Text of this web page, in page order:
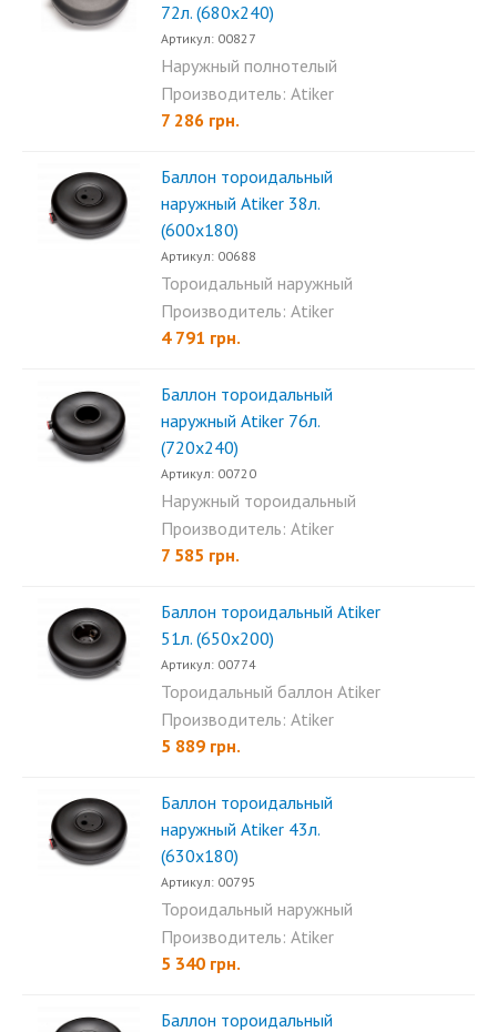
72л. (680х240)
Артикул: 00827
Наружный полнотелый
тороидальный баллон Atiker...
Производитель: Atiker
7 286 грн.
Баллон тороидальный
наружный Аtiker 38л.
(600х180)
Артикул: 00688
Тороидальный наружный
баллон Atiker 38л (600x180)...
Производитель: Atiker
4 791 грн.
Баллон тороидальный
наружный Аtiker 76л.
(720х240)
Артикул: 00720
Наружный тороидальный
баллон Atiker 76л (720×240)...
Производитель: Atiker
7 585 грн.
Баллон тороидальный Аtiker
51л. (650х200)
Артикул: 00774
Тороидальный баллон Atiker
51л (650×200) - это...
Производитель: Atiker
5 889 грн.
Баллон тороидальный
наружный Аtiker 43л.
(630х180)
Артикул: 00795
Тороидальный наружный
баллон Atiker 43л (630x180)...
Производитель: Atiker
5 340 грн.
Баллон тороидальный